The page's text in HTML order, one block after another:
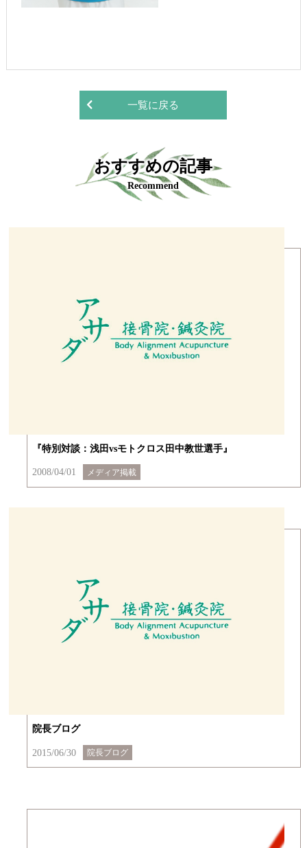
一覧に戻る
おすすめの記事
Recommend
『特別対談：浅田vsモトクロス田中教世選手』
2008/04/01 メディア掲載
院長ブログ
2015/06/30 院長ブログ